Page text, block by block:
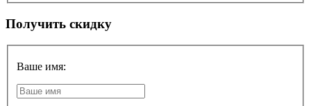
Получить скидку
Ваше имя: